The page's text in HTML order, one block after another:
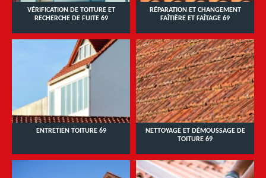
VÉRIFICATION DE TOITURE ET
RECHERCHE DE FUITE 69
RÉPARATION ET CHANGEMENT
FAÎTIÈRE ET FAÎTAGE 69
ENTRETIEN TOITURE 69
NETTOYAGE ET DÉMOUSSAGE DE
TOITURE 69